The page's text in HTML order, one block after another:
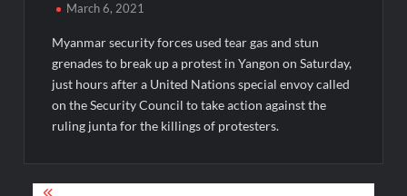
March 6, 2021
Myanmar security forces used tear gas and stun
grenades to break up a protest in Yangon on Saturday,
just hours after a United Nations special envoy called
on the Security Council to take action against the
ruling junta for the killings of protesters.